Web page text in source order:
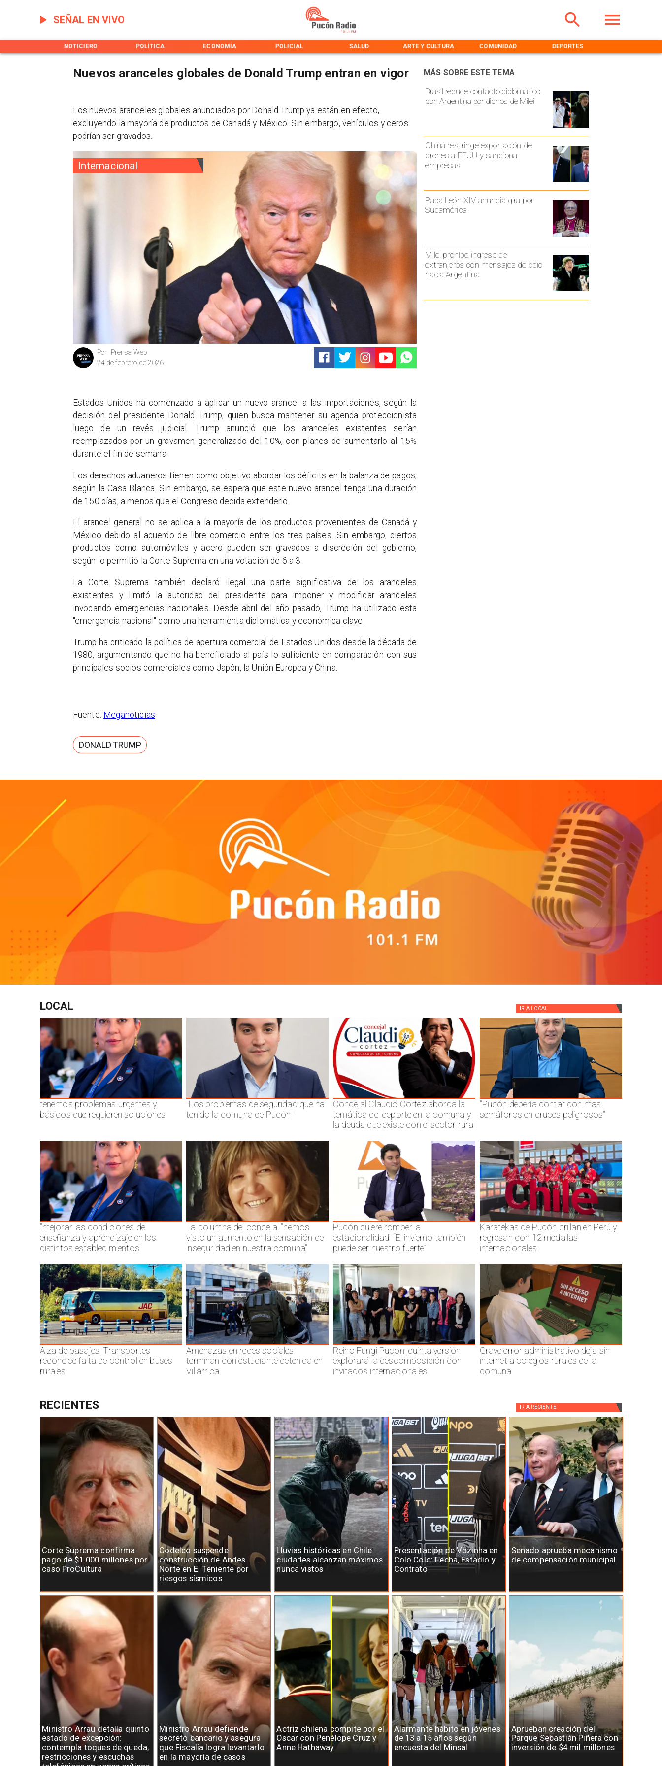
SEÑAL EN VIVO
NOTICIERO POLÍTICA ECONOMÍA POLICIAL SALUD ARTE Y CULTURA COMUNIDAD DEPORTES
Internacional
Prensa Web
Por
24 de febrero de 2026
Brasil reduce contacto diplomático
con Argentina por dichos de Milei
China restringe exportación de
drones a EEUU y sanciona
empresas
Papa León XIV anuncia gira por
Sudamérica
Milei prohíbe ingreso de
extranjeros con mensajes de odio
hacia Argentina
MÁS SOBRE ESTE TEMA
Nuevos aranceles globales de Donald Trump entran en vigor
Los nuevos aranceles globales anunciados por Donald Trump ya están en efecto,
excluyendo la mayoría de productos de Canadá y México. Sin embargo, vehículos y ceros
podrían ser gravados.
Estados Unidos ha comenzado a aplicar un nuevo arancel a las importaciones, según la
decisión del presidente Donald Trump, quien busca mantener su agenda proteccionista
luego de un revés judicial. Trump anunció que los aranceles existentes serían
reemplazados por un gravamen generalizado del 10%, con planes de aumentarlo al 15%
durante el fin de semana.
Los derechos aduaneros tienen como objetivo abordar los déficits en la balanza de pagos,
según la Casa Blanca. Sin embargo, se espera que este nuevo arancel tenga una duración
de 150 días, a menos que el Congreso decida extenderlo.
El arancel general no se aplica a la mayoría de los productos provenientes de Canadá y
México debido al acuerdo de libre comercio entre los tres países. Sin embargo, ciertos
productos como automóviles y acero pueden ser gravados a discreción del gobierno,
según lo permitió la Corte Suprema en una votación de 6 a 3.
La Corte Suprema también declaró ilegal una parte significativa de los aranceles
existentes y limitó la autoridad del presidente para imponer y modificar aranceles
invocando emergencias nacionales. Desde abril del año pasado, Trump ha utilizado esta
"emergencia nacional" como una herramienta diplomática y económica clave.
Trump ha criticado la política de apertura comercial de Estados Unidos desde la década de
1980, argumentando que no ha beneficiado al país lo suficiente en comparación con sus
principales socios comerciales como Japón, la Unión Europea y China.
Fuente: Meganoticias
DONALD TRUMP
LOCAL IR A LOCAL
tenemos problemas urgentes y
básicos que requieren soluciones
"Los problemas de seguridad que ha
tenido la comuna de Pucón"
Concejal Claudio Cortez aborda la
temática del deporte en la comuna y
la deuda que existe con el sector rural
"Pucón debería contar con mas
semáforos en cruces peligrosos"
"mejorar las condiciones de
enseñanza y aprendizaje en los
distintos establecimientos"
La columna del concejal "hemos
visto un aumento en la sensación de
inseguridad en nuestra comuna"
Pucón quiere romper la
estacionalidad: “El invierno también
puede ser nuestro fuerte”
Karatekas de Pucón brillan en Perú y
regresan con 12 medallas
internacionales
Alza de pasajes: Transportes
reconoce falta de control en buses
rurales
Amenazas en redes sociales
terminan con estudiante detenida en
Villarrica
Reino Fungi Pucón: quinta versión
explorará la descomposición con
invitados internacionales
Grave error administrativo deja sin
internet a colegios rurales de la
comuna
Corte Suprema confirma
pago de $1.000 millones por
caso ProCultura
Codelco suspende
construcción de Andes
Norte en El Teniente por
riesgos sísmicos
Lluvias históricas en Chile:
ciudades alcanzan máximos
nunca vistos
Presentación de Vozinha en
Colo Colo: Fecha, Estadio y
Contrato
Senado aprueba mecanismo
de compensación municipal
Ministro Arrau detalla quinto
estado de excepción:
contempla toques de queda,
restricciones y escuchas
Ministro Arrau defiende
secreto bancario y asegura
que Fiscalía logra levantarlo
en la mayoría de casos
Actriz chilena compite por el
Oscar con Penélope Cruz y
Anne Hathaway
Alarmante hábito en jóvenes
de 13 a 15 años según
encuesta del Minsal
Aprueban creación del
Parque Sebastián Piñera con
inversión de $4 mil millones
RECIENTES IR A RECIENTE